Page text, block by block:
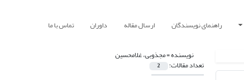
راهنمای نویسندگان ارسال مقاله داوران تماس با ما
نویسنده =مجذوبی، غلامحسین
تعداد مقالات: 2